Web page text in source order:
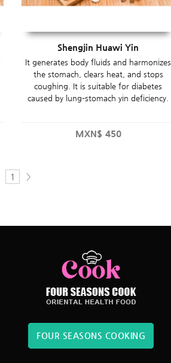
Shengjin Huawi Yin
It generates body fluids and harmonizes
the stomach, clears heat, and stops
coughing. It is suitable for diabetes
caused by lung–stomach yin deficiency.
MXN$ 450
1 >
FOUR SEASONS COOKING